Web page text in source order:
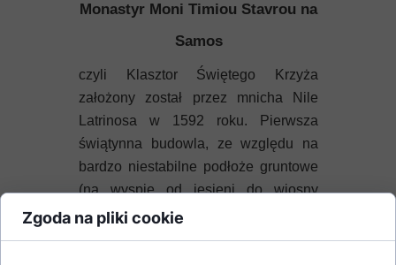
Monastyr Moni Timiou Stavrou na
Samos
czyli Klasztor Świętego Krzyża
założony został przez mnicha Nile
Latrinosa w 1592 roku. Pierwsza
świątynna budowla, ze względu na
bardzo niestabilne podłoże gruntowe
(na wyspie od jesieni do wiosny
padają bardzo ulewne deszcze)
Zgoda na pliki cookie